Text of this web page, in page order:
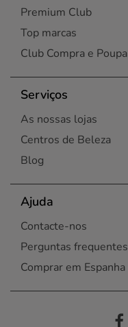
Premium Club
Top marcas
Club Compra e Poupa
Serviços
As nossas lojas
Centros de Beleza
Blog
Ajuda
Contacte-nos
Perguntas frequentes
Comprar em Espanha